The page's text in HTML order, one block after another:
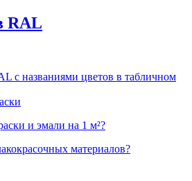
RAL
с названиями цветов в табличном
и эмали на 1 м²?
материалов?